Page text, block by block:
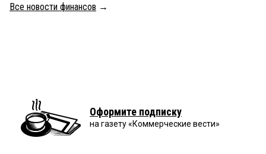
Все новости финансов →
Оформите подписку
на газету «Коммерческие вести»